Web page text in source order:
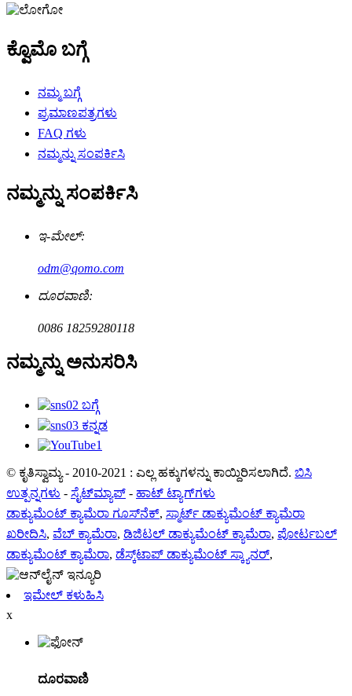
ಕ್ವೊಮೊ ಬಗ್ಗೆ
ನಮ್ಮ ಬಗ್ಗೆ
ಪ್ರಮಾಣಪತ್ರಗಳು
FAQ ಗಳು
ನಮ್ಮನ್ನು ಸಂಪರ್ಕಿಸಿ
ನಮ್ಮನ್ನು ಸಂಪರ್ಕಿಸಿ
ಇ-ಮೇಲ್:
odm@qomo.com
ದೂರವಾಣಿ:
0086 18259280118
ನಮ್ಮನ್ನು ಅನುಸರಿಸಿ
© ಕೃತಿಸ್ವಾಮ್ಯ - 2010-2021 : ಎಲ್ಲ ಹಕ್ಕುಗಳನ್ನು ಕಾಯ್ದಿರಿಸಲಾಗಿದೆ. ಬಿಸಿ
ಉತ್ಪನ್ನಗಳು - ಸೈಟ್‌ಮ್ಯಾಪ್ - ಹಾಟ್ ಟ್ಯಾಗ್‌ಗಳು
ಡಾಕ್ಯುಮೆಂಟ್ ಕ್ಯಾಮೆರಾ ಗೂಸ್‌ನೆಕ್, ಸ್ಮಾರ್ಟ್ ಡಾಕ್ಯುಮೆಂಟ್ ಕ್ಯಾಮೆರಾ
ಖರೀದಿಸಿ, ವೆಬ್ ಕ್ಯಾಮೆರಾ, ಡಿಜಿಟಲ್ ಡಾಕ್ಯುಮೆಂಟ್ ಕ್ಯಾಮೆರಾ, ಪೋರ್ಟಬಲ್
ಡಾಕ್ಯುಮೆಂಟ್ ಕ್ಯಾಮೆರಾ, ಡೆಸ್ಕ್‌ಟಾಪ್ ಡಾಕ್ಯುಮೆಂಟ್ ಸ್ಕ್ಯಾನರ್,
ಇಮೇಲ್ ಕಳುಹಿಸಿ
x
ದೂರವಾಣಿ